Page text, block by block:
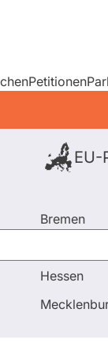
Petitionen
EU-
Bremen
Hessen
2019 - 2024